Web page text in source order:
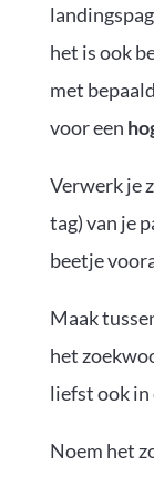
het is ook
met
voor een
Verwerk je
tag) van je
beetje
Maak
het
liefst ook in
Noem het